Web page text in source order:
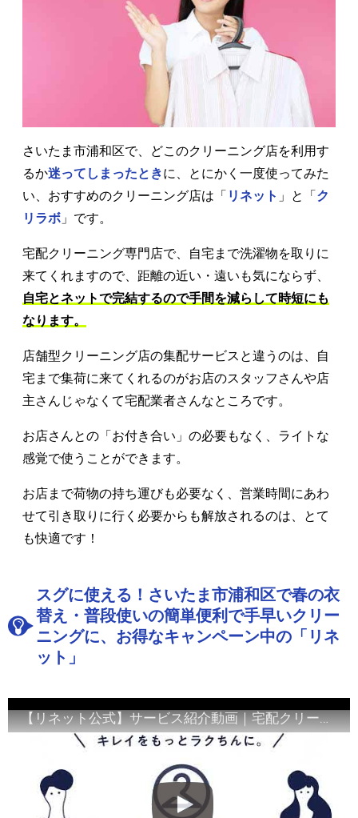
さいたま市浦和区で、どこのクリーニング店を利用す
るか迷ってしまったときに、とにかく一度使ってみた
い、おすすめのクリーニング店は「 リネット 」と「 ク
リラボ 」です。
宅配クリーニング専門店で、自宅まで洗濯物を取りに
来てくれますので、距離の近い・遠いも気にならず、
自宅とネットで完結するので手間を減らして時短にも
なります。
店舗型クリーニング店の集配サービスと違うのは、自
宅まで集荷に来てくれるのがお店のスタッフさんや店
主さんじゃなくて宅配業者さんなところです。
お店さんとの「お付き合い」の必要もなく、ライトな
感覚で使うことができます。
お店まで荷物の持ち運びも必要なく、営業時間にあわ
せて引き取りに行く必要からも解放されるのは、とて
も快適です！
スグに使える！さいたま市浦和区で春の衣
替え・普段使いの簡単便利で手早いクリー
ニングに、お得なキャンペーン中の「リネ
ット」
【リネット公式】サービス紹介動画｜宅配クリーニング